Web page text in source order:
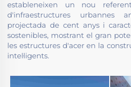
estableneixen un nou
d'infraestructures
projectada de cent anys i
sostenibles, mostrant el gran
les estructures d'acer en la
intel·ligents.